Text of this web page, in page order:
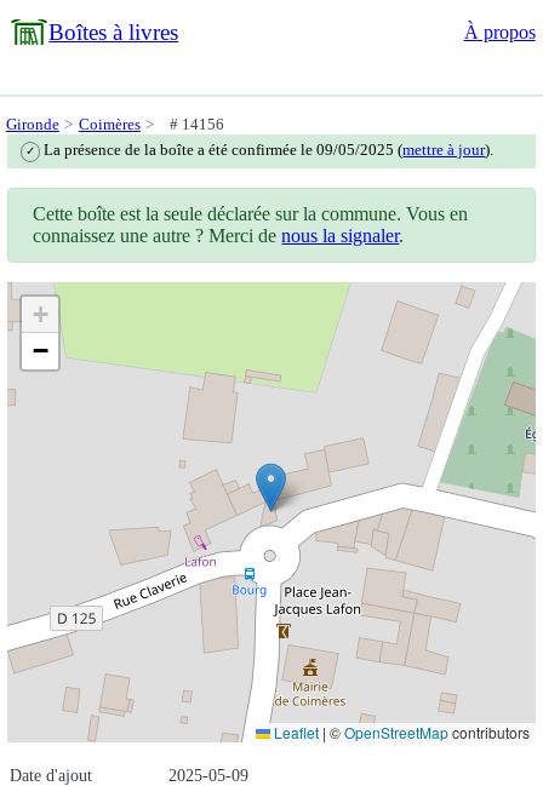
Boîtes à livres À propos
Gironde Coimères # 14156
✓ La présence de la boîte a été confirmée le 09/05/2025 (mettre à jour).
Date d'ajout
2025-05-09
Cette boîte est la seule déclarée sur la commune. Vous en
connaissez une autre ? Merci denous la signaler.
+
−
Leaflet | ©OpenStreetMapcontributors